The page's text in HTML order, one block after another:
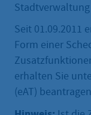
Seit 01.09.2011
Form einer
erhalten Sie
(eAT)